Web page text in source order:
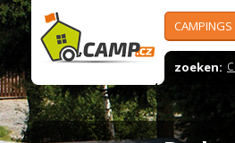
CAMPINGS
zoeken: